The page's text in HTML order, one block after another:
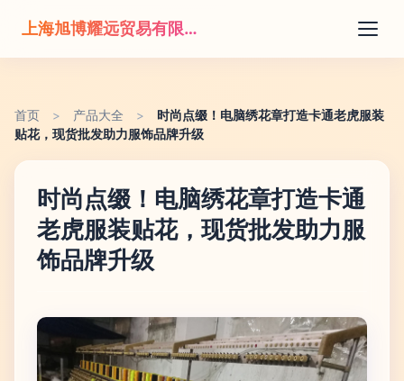
上海旭博耀远贸易有限公司
首页 > 产品大全 >
时尚点缀！电脑绣花章打造卡通老虎服装
贴花，现货批发助力服饰品牌升级
时尚点缀！电脑绣花章打造卡通
老虎服装贴花，现货批发助力服
饰品牌升级